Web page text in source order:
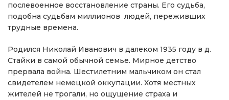
послевоенное восстановление страны. Его судьба,
подобна судьбам миллионов людей, переживших
трудные времена.
Родился Николай Иванович в далеком 1935 году в д.
Стайки в самой обычной семье. Мирное детство
прервала война. Шестилетним мальчиком он стал
свидетелем немецкой оккупации. Хотя местных
жителей не трогали, но ощущение страха и